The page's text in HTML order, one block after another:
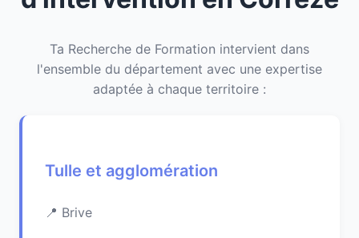
Ta Recherche de Formation intervient dans
l'ensemble du département avec une expertise
adaptée à chaque territoire :
Tulle et agglomération
Brive